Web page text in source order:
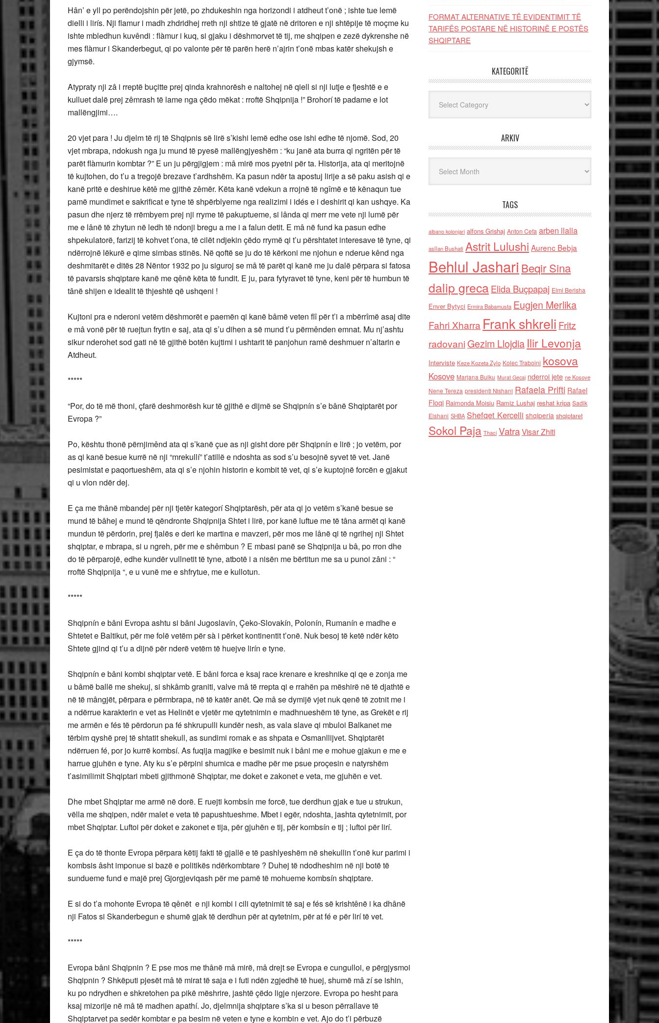
Hân’ e yll po perëndojshin për jetë, po zhdukeshin nga horizondi i atdheut t’onë ; ishte tue lemë
dielli i lirís. Nji flamur i madh zhdridhej rreth nji shtize të gjatë në dritoren e nji shtëpije të moçme ku
ishte mbledhun kuvêndi : flàmur i kuq, si gjaku i dëshmorvet të tij, me shqipen e zezë dykrenshe në
mes flàmur i Skanderbegut, qi po valonte për të parën herë n’ajrin t’onë mbas katër shekujsh e
gjymsë.
Atypraty nji zâ i rreptë buçitte prej qinda krahnorësh e naltohej në qiell si nji lutje e fjeshtë e e
kulluet dalë prej zêmrash të lame nga çëdo mëkat : rroftë Shqipnija !” Brohorí të padame e lot
mallëngjimi….
20 vjet para ! Ju djelm të rij të Shqipnis së lirë s’kishi lemë edhe ose ishi edhe të njomë. Sod, 20
vjet mbrapa, ndokush nga ju mund të pyesë mallëngjyeshëm : “ku janë ata burra qi ngritën për të
parët flàmurin kombtar ?” E un ju përgjigjem : mâ mirë mos pyetni për ta. Historija, ata qi meritojnë
të kujtohen, do t’u a tregojë brezave t’ardhshëm. Ka pasun ndër ta apostuj lirije a së paku asish qi e
kanë pritë e deshirue këtê me gjithë zêmër. Këta kanë vdekun a rrojnë të ngîmë e të kënaqun tue
pamë mundimet e sakrificat e tyne të shpërblyeme nga realizimi i idés e i deshirit qi kan ushqye. Ka
pasun dhe njerz të rrëmbyem prej nji rryme të pakuptueme, si lânda qi merr me vete nji lumë për
me e lânë të zhytun në ledh të ndonji bregu a me i a falun detit. E mâ në fund ka pasun edhe
shpekulatorë, farizij të kohvet t’ona, të cilët ndjekin çëdo rrymë qi t’u përshtatet interesave të tyne, qi
ndërrojnë lëkurë e qime simbas stinës. Në qoftë se ju do të kërkoni me njohun e nderue kênd nga
deshmitarët e ditës 28 Nëntor 1932 po ju siguroj se mâ të parët qi kanë me ju dalë përpara si fatosa
të pavarsis shqiptare kanë me qênë këta të fundit. E ju, para fytyravet të tyne, keni për të humbun të
tânë shijen e idealit të thjeshtë që ushqeni !
Kujtoni pra e nderoni vetëm dëshmorët e paemën qi kanë bâmë veten flî për t’i a mbërrîmë asaj dite
e mâ vonë për të ruejtun frytin e saj, ata qi s’u dihen a së mund t’u përmênden emnat. Mu nj’ashtu
sikur nderohet sod gati në të gjithë botën kujtimi i ushtarit të panjohun ramë deshmuer n’altarin e
Atdheut.
*****
“Por, do të më thoni, çfarë deshmorësh kur të gjithë e dijmë se Shqipnín s’e bânë Shqiptarët por
Evropa ?”
Po, kështu thonë përnjimênd ata qi s’kanë çue as nji gisht dore për Shqipnín e lirë ; jo vetëm, por
as qi kanë besue kurrë në nji “mrekullí” t’atillë e ndoshta as sod s’u besojnë syvet të vet. Janë
pesimistat e paqortueshëm, ata qi s’e njohin historin e kombit të vet, qi s’e kuptojnë forcën e gjakut
qi u vlon ndër dej.
E ça me thânë mbandej për nji tjetër kategorí Shqiptarësh, për ata qi jo vetëm s’kanë besue se
mund të bâhej e mund të qëndronte Shqipnija Shtet i lirë, por kanë luftue me të tâna armët qi kanë
mundun të përdorin, prej fjalës e deri ke martina e mavzeri, për mos me lânë qi të ngrihej nji Shtet
shqiptar, e mbrapa, si u ngreh, për me e shêmbun ? E mbasi panë se Shqipnija u bâ, po rron dhe
do të përparojë, edhe kundër vullnetit të tyne, atbotë i a nisën me bërtitun me sa u punoi zâni : “
rroftë Shqipnija “, e u vunë me e shfrytue, me e kullotun.
*****
Shqipnín e bâni Evropa ashtu si bâni Jugoslavín, Çeko-Slovakín, Polonín, Rumanín e madhe e
Shtetet e Baltikut, për me folë vetëm për sà i përket kontinentit t’onë. Nuk besoj të ketë ndër këto
Shtete gjind qi t’u a dijnë për nderë vetëm të huejve lirín e tyne.
Shqipnín e bâni kombi shqiptar vetë. E bâni forca e ksaj race krenare e kreshnike qi qe e zonja me
u bâmë ballë me shekuj, si shkâmb graniti, valve mâ të rrepta qi e rrahën pa mëshirë në të djathtë e
në të mângjët, përpara e përmbrapa, në të katër anët. Qe mâ se dymijë vjet nuk qenë të zotnit me i
a ndërrue karakterin e vet as Helinët e vjetër me qytetnimin e madhnueshëm të tyne, as Grekët e rij
me armën e fés të përdorun pa fé shkrupulli kundër nesh, as vala slave qi mbuloi Balkanet me
tërbim qyshë prej të shtatit shekull, as sundimi romak e as shpata e Osmanllijvet. Shqiptarët
ndërruen fé, por jo kurrë kombsí. As fuqija magjike e besimit nuk i bâni me e mohue gjakun e me e
harrue gjuhën e tyne. Aty ku s’e përpini shumica e madhe për me psue proçesin e natyrshëm
t’asimilimit Shqiptari mbeti gjithmonë Shqiptar, me doket e zakonet e veta, me gjuhën e vet.
Dhe mbet Shqiptar me armë në dorë. E ruejti kombsín me forcë, tue derdhun gjak e tue u strukun,
vëlla me shqipen, ndër malet e veta të papushtueshme. Mbet i egër, ndoshta, jashta qytetnimit, por
mbet Shqiptar. Luftoi për doket e zakonet e tija, për gjuhën e tij, për kombsín e tij ; luftoi për lirí.
E ça do të thonte Evropa përpara këtij fakti të gjallë e të pashlyeshëm në shekullin t’onë kur parimi i
kombsis âsht imponue si bazë e politikës ndërkombtare ? Duhej të ndodheshim në nji botë të
sundueme fund e majë prej Gjorgjeviqash për me pamë të mohueme kombsín shqiptare.
E si do t’a mohonte Evropa të qênët e nji kombi i cili qytetnimit të saj e fés së krishtênë i ka dhânë
nji Fatos si Skanderbegun e shumë gjak të derdhun për at qytetnim, për at fé e për lirí të vet.
*****
Evropa bâni Shqipnin ? E pse mos me thânë mâ mirë, mâ drejt se Evropa e cungulloi, e përgjysmoi
Shqipnin ? Shkëputi pjesët mâ të mirat të saja e i futi ndën zgjedhë të huej, shumë mâ zí se ishin,
ku po ndrydhen e shkretohen pa pikë mëshrire, jashtë çëdo ligje njerzore. Evropa po hesht para
ksaj mizorije në mâ të madhen apathí. Jo, djelmnija shqiptare s’ka si u beson përrallave të
Shqiptarvet pa sedër kombtar e pa besim në veten e tyne e kombin e vet. Ajo do t’i përbuzë
FORMAT ALTERNATIVE TË EVIDENTIMIT TË
TARIFËS POSTARE NË HISTORINË E POSTËS
SHQIPTARE
KATEGORITË
ARKIV
TAGS
albano kolonjari alfons Grishaj Anton Cefa arben llalla
asllan Bushati Astrit Lulushi Aurenc Bebja
Behlul Jashari Beqir Sina
dalip grecaElida Buçpapaj Elmi Berisha
Enver Bytyci Ermira Babamusta Eugjen Merlika
Fahri Xharra Frank shkreli Fritz
radovaniGezim Llojdia Ilir Levonja
Interviste Keze Kozeta Zylo Kolec Traboini kosova
Kosove Marjana Bulku Murat Gecaj nderroi jete ne Kosove
Nene Tereza presidenti Nishani Rafaela Prifti Rafael
Floqi Raimonda Moisiu Ramiz Lushaj reshat kripa Sadik
Elshani SHBA Shefqet Kercelli shqiperia shqiptaret
Sokol Paja Thaci VatraVisar Zhiti